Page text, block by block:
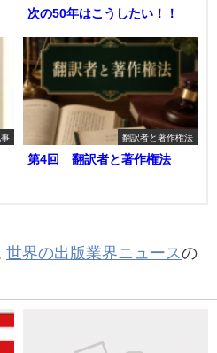
次の50年はこうしたい！！
翻訳者と著作権法
第4回 翻訳者と著作権法
世界の出版業界ニュース の